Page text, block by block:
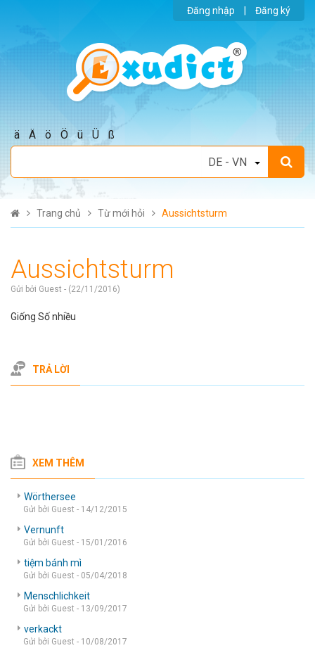
Đăng nhập Đăng ký
ä Ä ö Ö ü Ü ß
Trang chủ Từ mới hỏi Aussichtsturm
Aussichtsturm
Gửi bởi Guest - (22/11/2016)
Giống Số nhiều
TRẢ LỜI
XEM THÊM
Wörthersee
Gửi bởi Guest - 14/12/2015
Vernunft
Gửi bởi Guest - 15/01/2016
tiệm bánh mì
Gửi bởi Guest - 05/04/2018
Menschlichkeit
Gửi bởi Guest - 13/09/2017
verkackt
Gửi bởi Guest - 10/08/2017